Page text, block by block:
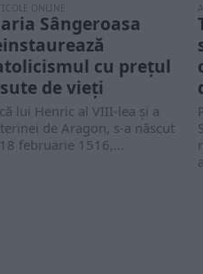
ONLINE
Sângeroasa
cu prețul
de vieți
lui Henric al VIII-lea şi a
de Aragon, s-a născut
februarie 1516,...